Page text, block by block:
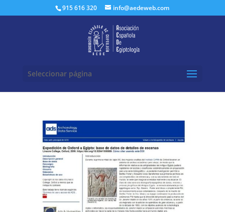
915 616 320 info@aedeweb.com
Seleccionar página